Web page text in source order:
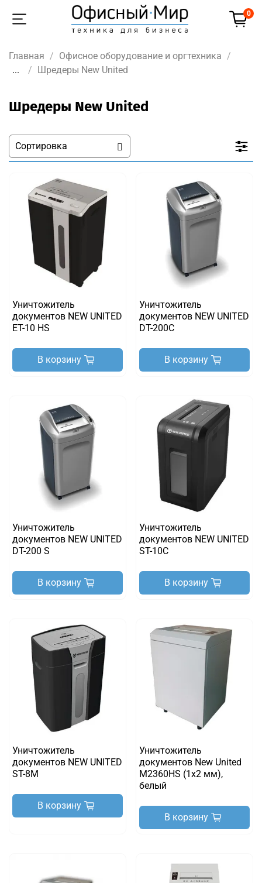
0
Главная
Офисное оборудование и оргтехника
...
Шредеры New United
Шредеры New United
Уничтожитель
документов NEW UNITED
ET-10 HS
В корзину
Уничтожитель
документов NEW UNITED
DT-200C
В корзину
Уничтожитель
документов NEW UNITED
DT-200 S
В корзину
Уничтожитель
документов NEW UNITED
ST-10C
В корзину
Уничтожитель
документов NEW UNITED
ST-8M
В корзину
Уничтожитель
документов New United
M2360HS (1x2 мм),
белый
В корзину